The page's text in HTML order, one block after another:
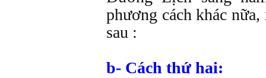
phương cách khác
sau :
b- Cách thứ hai: